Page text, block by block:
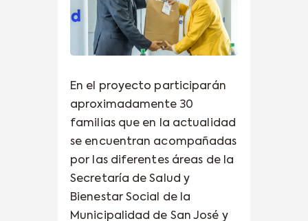
En el proyecto participarán
aproximadamente 30
familias que en la actualidad
se encuentran acompañadas
por las diferentes áreas de la
Secretaría de Salud y
Bienestar Social de la
Municipalidad de San José y